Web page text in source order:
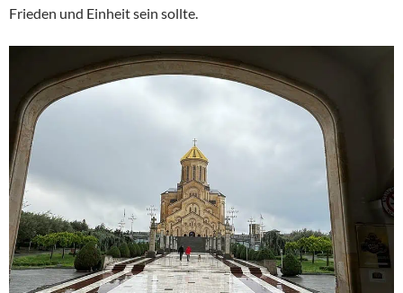
Frieden und Einheit sein sollte.